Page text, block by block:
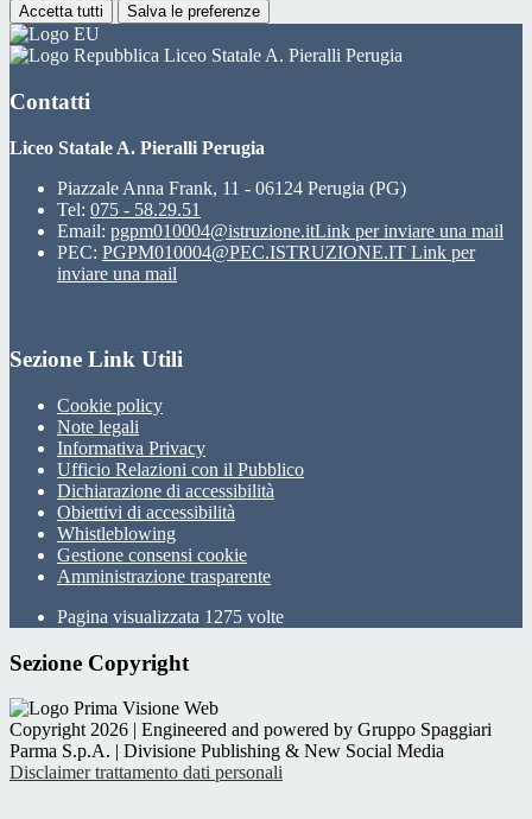
Accetta tutti Salva le preferenze
Liceo Statale A. Pieralli Perugia
Contatti
Liceo Statale A. Pieralli Perugia
Piazzale Anna Frank, 11 - 06124 Perugia (PG)
Tel: 075 - 58.29.51
Email: pgpm010004@istruzione.itLink per inviare una mail
PEC: PGPM010004@PEC.ISTRUZIONE.IT Link per
inviare una mail
Sezione Link Utili
Cookie policy
Note legali
Informativa Privacy
Ufficio Relazioni con il Pubblico
Dichiarazione di accessibilità
Obiettivi di accessibilità
Whistleblowing
Gestione consensi cookie
Amministrazione trasparente
Pagina visualizzata 1275 volte
Sezione Copyright
Copyright 2026 | Engineered and powered by Gruppo Spaggiari
Parma S.p.A. | Divisione Publishing & New Social Media
Disclaimer trattamento dati personali